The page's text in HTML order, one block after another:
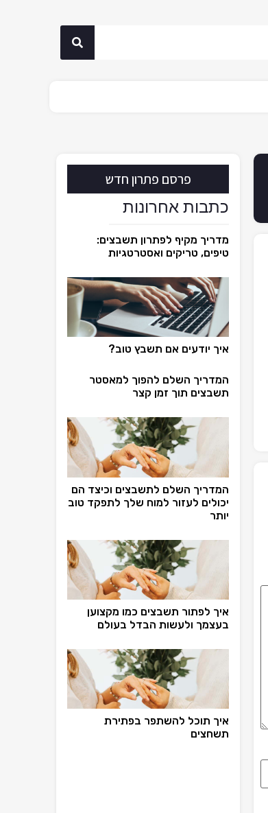
פרסם פתרון חדש
כתבות אחרונות
מדריך מקיף לפתרון תשבצים:
טיפים, טריקים ואסטרטגיות
איך יודעים אם תשבץ טוב?
המדריך השלם להפוך למאסטר
תשבצים תוך זמן קצר
המדריך השלם לתשבצים וכיצד הם
יכולים לעזור למוח שלך לתפקד טוב
יותר
איך לפתור תשבצים כמו מקצוען
בעצמך ולעשות הבדל בעולם
איך תוכל להשתפר בפתירת
תשחצים